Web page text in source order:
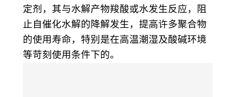
定剂，其与水解产物羧酸或水发生反应，阻
止自催化水解的降解发生，提高许多聚合物
的使用寿命，特别是在高温潮湿及酸碱环境
等苛刻使用条件下的。